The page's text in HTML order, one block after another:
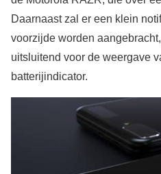
Daarnaast zal er een klein
voorzijde worden
uitsluitend voor de weergave
batterijindicator.